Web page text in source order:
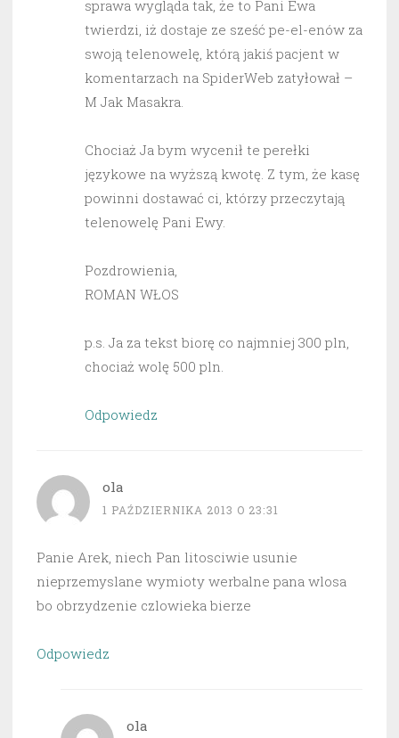
sprawa wygląda tak, że to Pani Ewa
twierdzi, iż dostaje ze sześć pe-el-enów za
swoją telenowelę, którą jakiś pacjent w
komentarzach na SpiderWeb zatyłował –
M Jak Masakra.
Chociaż Ja bym wycenił te perełki
językowe na wyższą kwotę. Z tym, że kasę
powinni dostawać ci, którzy przeczytają
telenowelę Pani Ewy.
Pozdrowienia,
ROMAN WŁOS
p.s. Ja za tekst biorę co najmniej 300 pln,
chociaż wolę 500 pln.
Odpowiedz
ola
1 PAŹDZIERNIKA 2013 O 23:31
Panie Arek, niech Pan litosciwie usunie
nieprzemyslane wymioty werbalne pana wlosa
bo obrzydzenie czlowieka bierze
Odpowiedz
ola